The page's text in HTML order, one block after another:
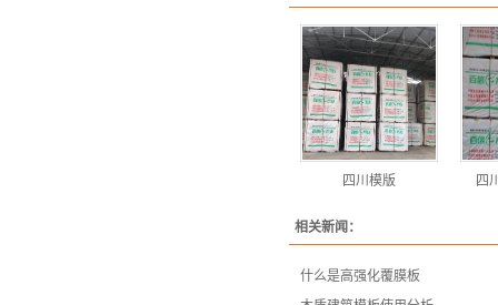
四川模版 四
相关新闻：
什么是高强化覆膜板